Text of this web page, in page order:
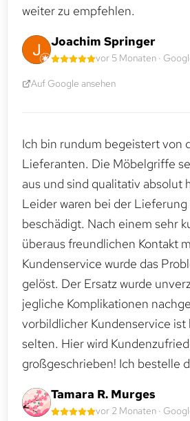
weiter zu empfehlen.
Joachim Springer
vor 5 Monaten ·
Auf Google ansehen
Ich bin rundum begeistert von
Lieferanten. Die Möbelgriffe
aus und sind qualitativ absolut
Leider waren bei der
beschädigt. Nach einem sehr
überaus freundlichen Kontakt
Kundenservice wurde das
gelöst. Der Ersatz wurde
jegliche Komplikationen
vorbildlicher Kundenservice
selten. Hier wird
großgeschrieben! Ich bestelle
Tamara R. Murges
vor 2 Monaten ·